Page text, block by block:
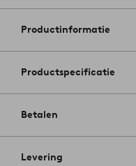
Productinformatie
Productspecificatie
Betalen
Levering